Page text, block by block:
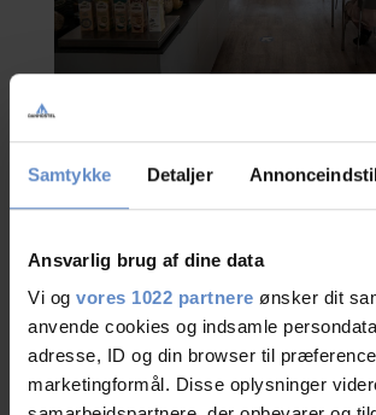
Samtykke Detaljer
Ansvarlig brug af dine data
Vi og vores 1022 partnere ønsker dit
anvende cookies og indsamle
adresse, ID og din browser til
marketingformål. Disse oplysninger
Vi ligger gerne hus til jeres arrangement, uanset om
fætter/kusinefest, skolejubilæum, firmafrokosten,
andet i tidsrummet fra kl. 11.00 til kl. 17.00. I skal kun
sørger for opdækning, forplejning, drikkevarer,
kan naturligvis også overnatte og få morgenbuffet.
Vi gør opmærksom på, at vi ikke afvikler